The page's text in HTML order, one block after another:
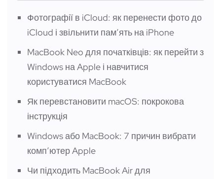
Фотографії в iCloud: як перенести фото до
iCloud і звільнити пам’ять на iPhone
MacBook Neo для початківців: як перейти з
Windows на Apple і навчитися
користуватися MacBook
Як перевстановити macOS: покрокова
інструкція
Windows або MacBook: 7 причин вибрати
компʼютер Apple
Чи підходить MacBook Air для